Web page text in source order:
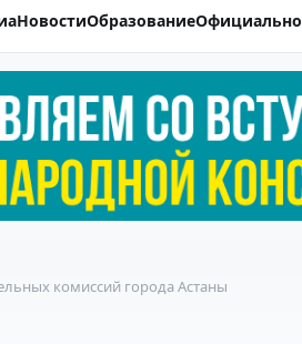
НовостиОбразованиеОфициально
комиссий города Астаны